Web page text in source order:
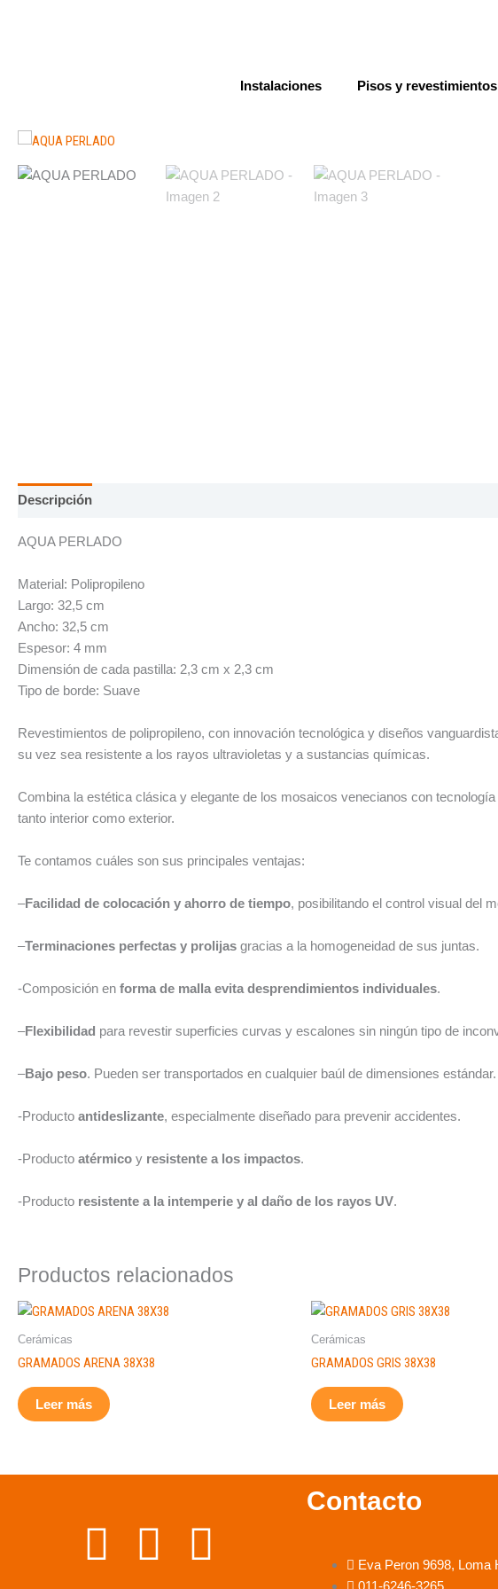
Instalaciones Pisos y revestimientos
Descripción
AQUA PERLADO
Material: Polipropileno
Largo: 32,5 cm
Ancho: 32,5 cm
Espesor: 4 mm
Dimensión de cada pastilla: 2,3 cm x 2,3 cm
Tipo de borde: Suave
Revestimientos de polipropileno, con innovación tecnológica y diseños
su vez sea resistente a los rayos ultravioletas y a sustancias químicas.
Combina la estética clásica y elegante de los mosaicos venecianos con
tanto interior como exterior.
Te contamos cuáles son sus principales ventajas:
–Facilidad de colocación y ahorro de tiempo, posibilitando el control visual del
–Terminaciones perfectas y prolijas gracias a la homogeneidad de sus juntas.
-Composición en forma de malla evita desprendimientos individuales.
–Flexibilidad para revestir superficies curvas y escalones sin ningún tipo de
–Bajo peso. Pueden ser transportados en cualquier baúl de dimensiones estándar.
-Producto antideslizante, especialmente diseñado para prevenir accidentes.
-Producto atérmico y resistente a los impactos.
-Producto resistente a la intemperie y al daño de los rayos UV.
Productos relacionados
Cerámicas
GRAMADOS ARENA 38X38
Leer más
Cerámicas
GRAMADOS GRIS 38X38
Leer más
F
I
W
Contacto
Eva Peron 9698, Loma
011-6246-3265